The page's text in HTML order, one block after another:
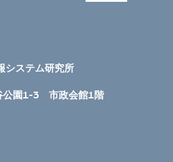
システム研究所
公園1-3 市政会館1階